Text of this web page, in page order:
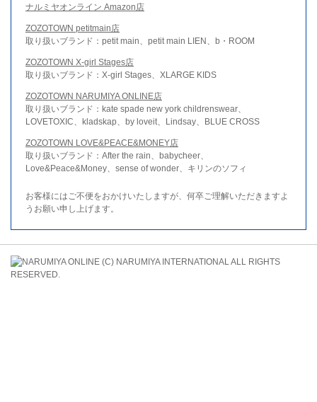
ナルミヤオンライン Amazon店
ZOZOTOWN petitmain店
取り扱いブランド：petit main、petit main LIEN、b・ROOM
ZOZOTOWN X-girl Stages店
取り扱いブランド：X-girl Stages、XLARGE KIDS
ZOZOTOWN NARUMIYA ONLINE店
取り扱いブランド：kate spade new york childrenswear、
LOVETOXIC、kladskap、by loveit、Lindsay、BLUE CROSS
ZOZOTOWN LOVE&PEACE&MONEY店
取り扱いブランド：After the rain、babycheer、
Love&Peace&Money、sense of wonder、キリンのソフィ
お客様にはご不便をおかけいたしますが、何卒ご理解いただきますよ
うお願い申し上げます。